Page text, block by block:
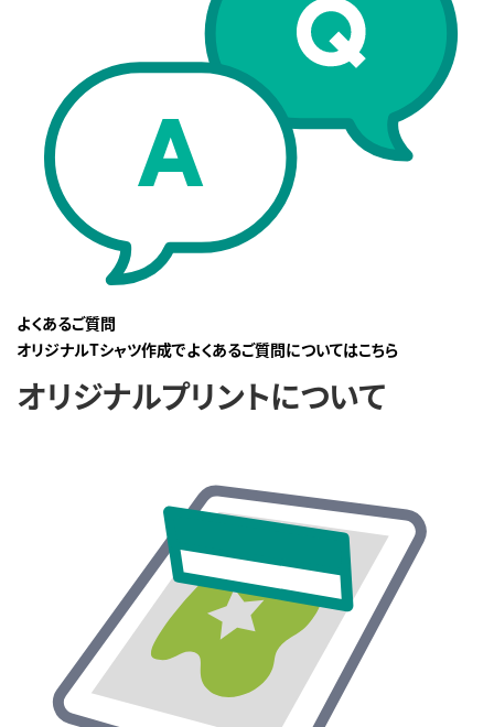
よくあるご質問
オリジナルTシャツ作成でよくあるご質問についてはこちら
オリジナルプリントについて